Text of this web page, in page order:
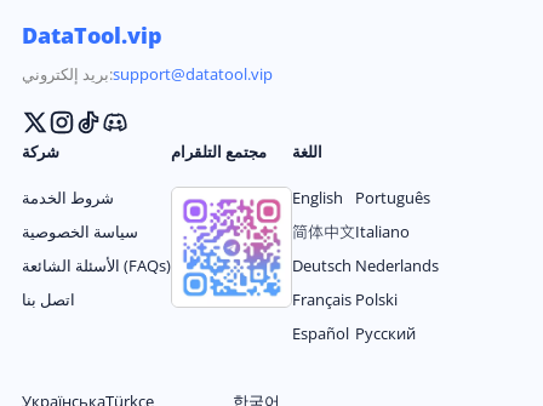
DataTool.vip
بريد إلكتروني:support@datatool.vip
شركة
شروط الخدمة
سياسة الخصوصية
الأسئلة الشائعة (FAQs)
اتصل بنا
مجتمع التلقرام اللغة
English
简体中文
Deutsch
Français
Español
Português
Italiano
Nederlands
Polski
Русский
УкраїнськаTürkçe 한국어